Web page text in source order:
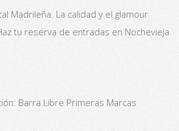
Madrileña. La calidad y el glamour
tu reserva de entradas en Nochevieja
Barra Libre Primeras Marcas